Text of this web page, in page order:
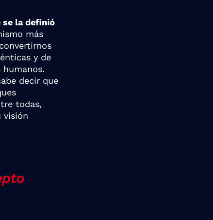
se la definió
más
y de
decir que
todas,
visión